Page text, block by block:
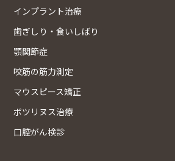
インプラント治療
歯ぎしり・食いしばり
顎関節症
咬筋の筋力測定
マウスピース矯正
ボツリヌス治療
口腔がん検診